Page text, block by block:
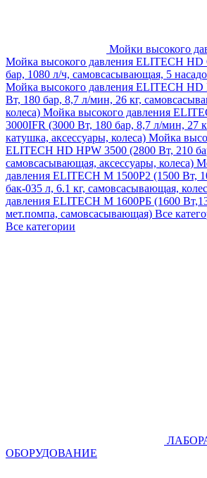
Мойки высокого
Мойка высокого давления ELITECH HD
бар, 1080 л/ч, самовсасывающая, 5
Мойка высокого давления ELITECH HD
Вт, 180 бар, 8,7 л/мин, 26 кг,
колеса) Мойка высокого давления
3000IFR (3000 Вт, 180 бар, 8,7 л/мин, 27
катушка, аксессуары, колеса) Мойка
ELITECH HD HPW 3500 (2800 Вт, 210
самовсасывающая, аксессуары, колеса)
давления ELITECH M 1500P2 (1500 Вт,
бак-035 л, 6.1 кг, самовсасывающая,
давления ELITECH М 1600РБ (1600
мет.помпа, самовсасывающая) Все
Все категории
ОБОРУДОВАНИЕ